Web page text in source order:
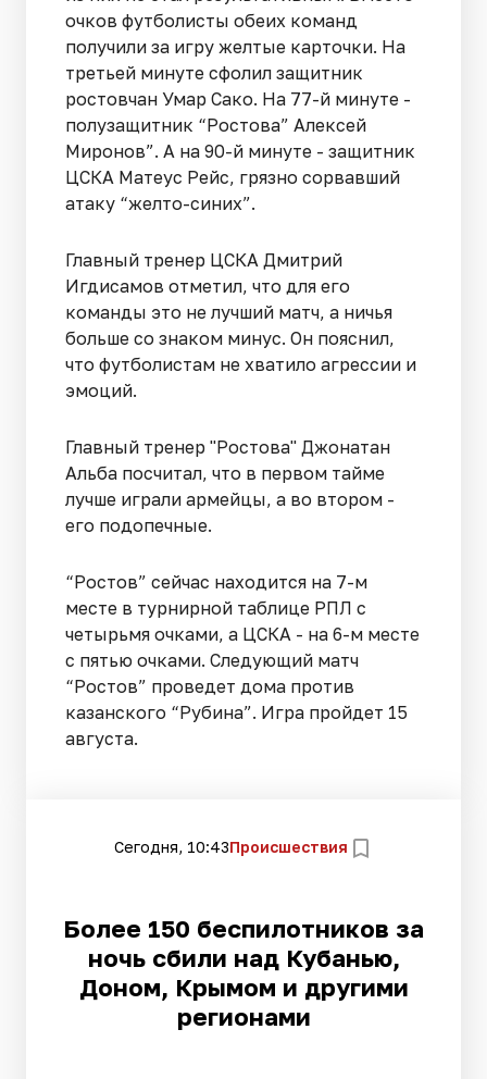
очков футболисты обеих команд
получили за игру желтые карточки. На
третьей минуте сфолил защитник
ростовчан Умар Сако. На 77-й минуте -
полузащитник “Ростова” Алексей
Миронов”. А на 90-й минуте - защитник
ЦСКА Матеус Рейс, грязно сорвавший
атаку “желто-синих”.
Главный тренер ЦСКА Дмитрий
Игдисамов отметил, что для его
команды это не лучший матч, а ничья
больше со знаком минус. Он пояснил,
что футболистам не хватило агрессии и
эмоций.
Главный тренер "Ростова" Джонатан
Альба посчитал, что в первом тайме
лучше играли армейцы, а во втором -
его подопечные.
“Ростов” сейчас находится на 7-м
месте в турнирной таблице РПЛ с
четырьмя очками, а ЦСКА - на 6-м месте
с пятью очками. Следующий матч
“Ростов” проведет дома против
казанского “Рубина”. Игра пройдет 15
августа.
Сегодня, 10:43Происшествия
Более 150 беспилотников за
ночь сбили над Кубанью,
Доном, Крымом и другими
регионами